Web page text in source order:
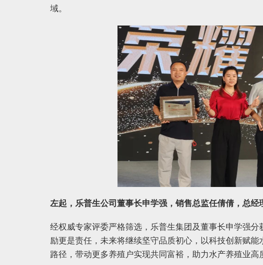
域。
左起，乐普生公司董事长申学强，销售总监任倩倩，总经
经权威专家评委严格筛选，乐普生集团及董事长申学强
励更是责任，未来将继续坚守品质初心，以科技创新赋
路径，带动更多养殖户实现共同富裕，助力水产养殖业高